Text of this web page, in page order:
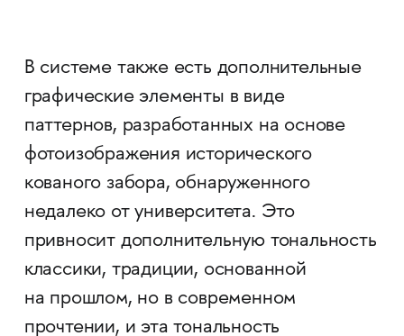
В системе также есть дополнительные
графические элементы в виде
паттернов, разработанных на основе
фотоизображения исторического
кованого забора, обнаруженного
недалеко от университета. Это
привносит дополнительную тональность
классики, традиции, основанной
на прошлом, но в современном
прочтении, и эта тональность